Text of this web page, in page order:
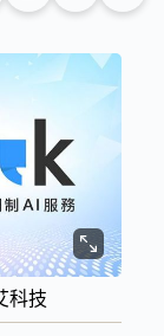
科技